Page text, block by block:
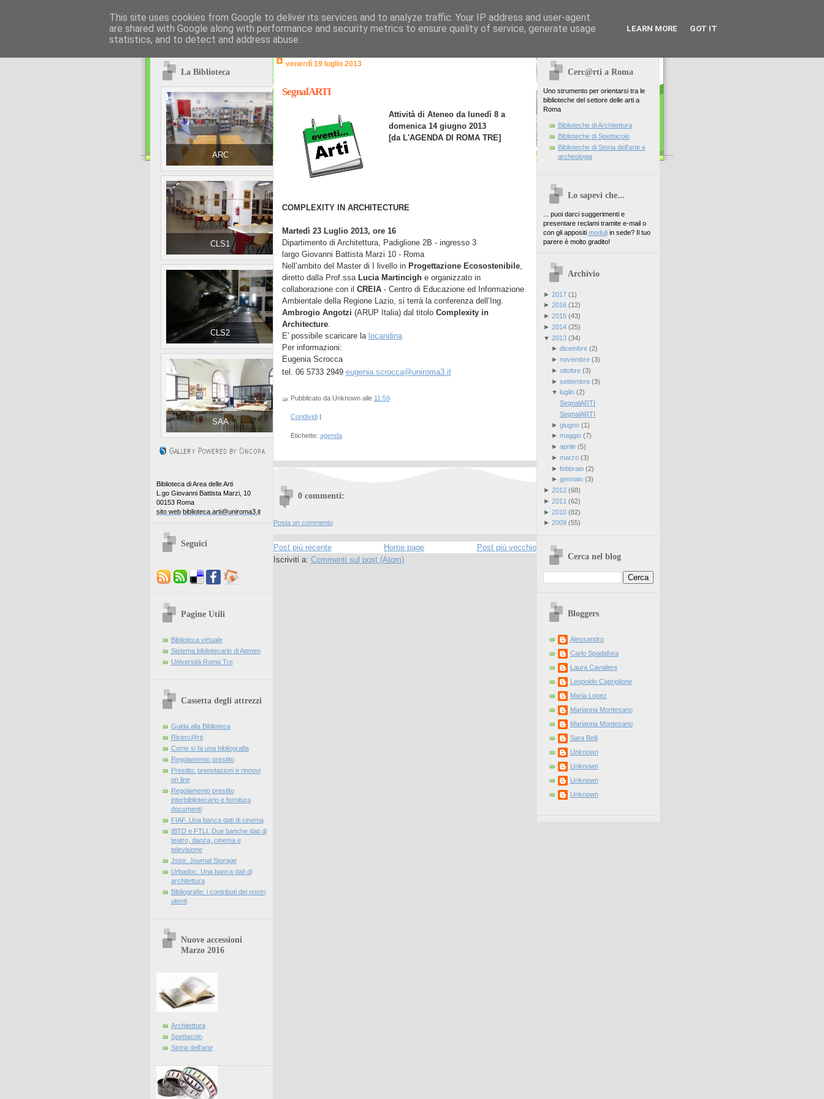
La Biblioteca
ARC
CLS1
CLS2
SAA
Biblioteca di Area delle Arti
L.go Giovanni Battista Marzi, 10
00153 Roma
sito web biblioteca.arti@uniroma3.it
Seguici
Pagine Utili
Biblioteca virtuale
Sistema bibliotecario di Ateneo
Università Roma Tre
Cassetta degli attrezzi
Guida alla Biblioteca
Ricerc@rti
Come si fa una bibliografia
Regolamento prestito
Prestito: prenotazioni e rinnovi
on line
Regolamento prestito
interbibliotecario e fornitura
documenti
FIAF. Una banca dati di cinema
IBTD e FTLI. Due banche dati di
teatro, danza, cinema e
televisione
Jstor. Journal Storage
Urbadoc. Una banca dati di
architettura
Bibliografie: i contributi dei nostri
utenti
Nuove accessioni
Marzo 2016
Architettura
Spettacolo
Storia dell'arte
venerdì 19 luglio 2013
SegnalARTI
Attività di Ateneo da lunedì 8 a
domenica 14 giugno 2013
[da L'AGENDA DI ROMA TRE]
COMPLEXITY IN ARCHITECTURE
Martedì 23 Luglio 2013, ore 16
Dipartimento di Architettura, Padiglione 2B - ingresso 3
largo Giovanni Battista Marzi 10 - Roma
Nell’ambito del Master di I livello in Progettazione Ecosostenibile,
diretto dalla Prof.ssa Lucia Martincigh e organizzato in
collaborazione con il CREIA- Centro di Educazione ed Informazione
Ambientale della Regione Lazio, si terrà la conferenza dell’Ing.
Ambrogio Angotzi (ARUP Italia) dal titolo Complexity in
Architecture.
E' possibile scaricare la locandina
Per informazioni:
Eugenia Scrocca
tel. 06 5733 2949 eugenia.scrocca@uniroma3.it
Pubblicato da Unknown alle 11:59
Condividi
Etichette: agenda
0 commenti:
Posta un commento
Post più recente Post più vecchio
Home page
Iscriviti a: Commenti sul post (Atom)
Cerc@rti a Roma
Uno strumento per orientarsi tra le
biblioteche del settore delle arti a
Roma
Biblioteche di Architettura
Biblioteche di Spettacolo
Biblioteche di Storia dell'arte e
archeologia
Lo sapevi che...
... puoi darci suggerimenti e
presentare reclami tramite e-mail o
con gli appositi moduliin sede? Il tuo
parere è molto gradito!
Archivio
► 2017(1)
► 2016(12)
► 2015(43)
► 2014(25)
▼ 2013(34)
► dicembre(2)
► novembre(3)
► ottobre(3)
► settembre(3)
▼ luglio(2)
SegnalARTI
SegnalARTI
► giugno(1)
► maggio(7)
► aprile(5)
► marzo(3)
► febbraio(2)
► gennaio(3)
► 2012(68)
► 2011 (62)
► 2010(82)
► 2009(55)
Cerca nel blog
Bloggers
Alessandro
Carlo Spadafora
Laura Cavaliere
Leopoldo Capriglione
Maria Lopez
Marianna Montesano
Marianna Montesano
Sara Belli
Unknown
Unknown
Unknown
Unknown
This site uses cookies from Google to deliver its services and to analyze traffic. Your IP address and user-agent
are shared with Google along with performance and security metrics to ensure quality of service, generate usage
statistics, and to detect and address abuse.
LEARN MORE GOT IT